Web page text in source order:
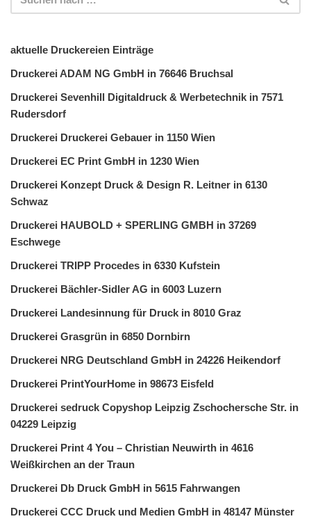
aktuelle Druckereien Einträge
Druckerei ADAM NG GmbH in 76646 Bruchsal
Druckerei Sevenhill Digitaldruck & Werbetechnik in 7571
Rudersdorf
Druckerei Druckerei Gebauer in 1150 Wien
Druckerei EC Print GmbH in 1230 Wien
Druckerei Konzept Druck & Design R. Leitner in 6130
Schwaz
Druckerei HAUBOLD + SPERLING GMBH in 37269
Eschwege
Druckerei TRIPP Procedes in 6330 Kufstein
Druckerei Bächler-Sidler AG in 6003 Luzern
Druckerei Landesinnung für Druck in 8010 Graz
Druckerei Grasgrün in 6850 Dornbirn
Druckerei NRG Deutschland GmbH in 24226 Heikendorf
Druckerei PrintYourHome in 98673 Eisfeld
Druckerei sedruck Copyshop Leipzig Zschochersche Str. in
04229 Leipzig
Druckerei Print 4 You – Christian Neuwirth in 4616
Weißkirchen an der Traun
Druckerei Db Druck GmbH in 5615 Fahrwangen
Druckerei CCC Druck und Medien GmbH in 48147 Münster